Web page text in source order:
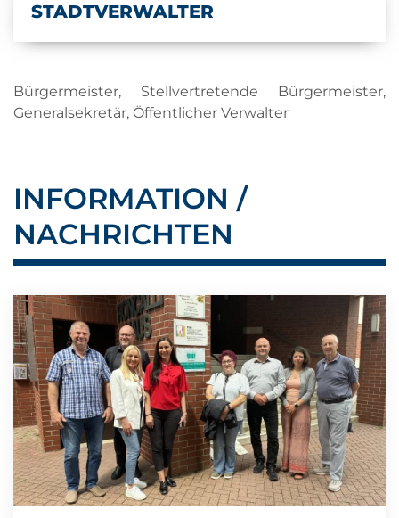
STADTVERWALTER
Bürgermeister, Stellvertretende Bürgermeister,
Generalsekretär, Öffentlicher Verwalter
INFORMATION /
NACHRICHTEN